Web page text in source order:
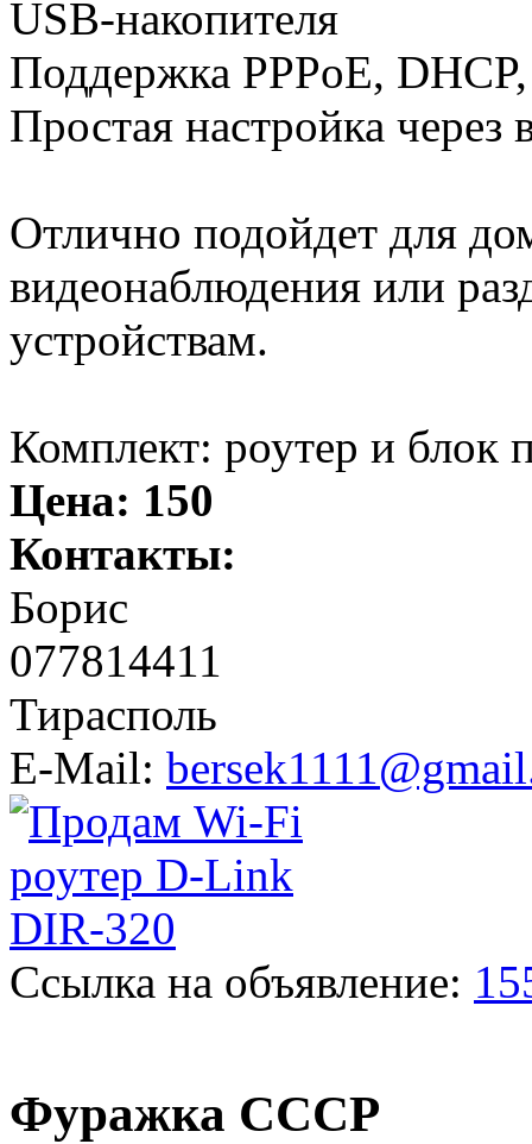
USB-накопителя
Поддержка PPPoE,
Простая настройка через
Отлично подойдет для
видеонаблюдения или
устройствам.
Комплект: роутер и блок
Цена: 150
Контакты:
Борис
077814411
Тирасполь
E-Mail:
Ссылка на объявление:
Фуражка СССР